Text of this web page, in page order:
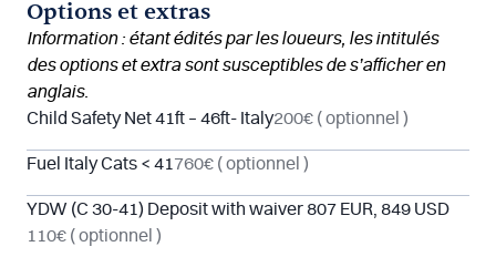
Options et extras
Information : étant édités par les loueurs, les intitulés
des options et extra sont susceptibles de s’afficher en
anglais.
Child Safety Net 41ft – 46ft- Italy200€ ( optionnel )
Fuel Italy Cats < 41 760€ ( optionnel )
YDW (C 30-41) Deposit with waiver 807 EUR, 849 USD
110€ ( optionnel )